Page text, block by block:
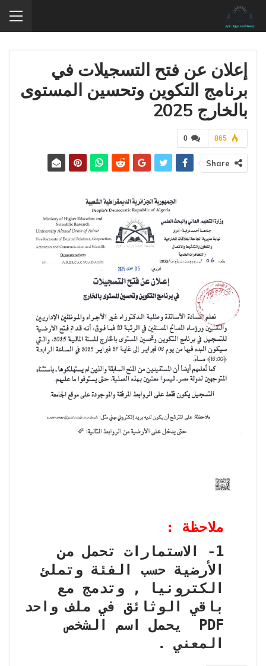
إعلان عن فتح التسجيلات في
برنامج التكوين وتحسين المستوى
بالخارج 2025
0 865
Share
ملاحظة:
1- الاستمارات تحمل من
الأرضية حسب الفئة وتملئ
الكترونيا , وتدمج مع
باقي الوثائق في ملف واحد
PDF يحمل اسم الشخص
المعني .